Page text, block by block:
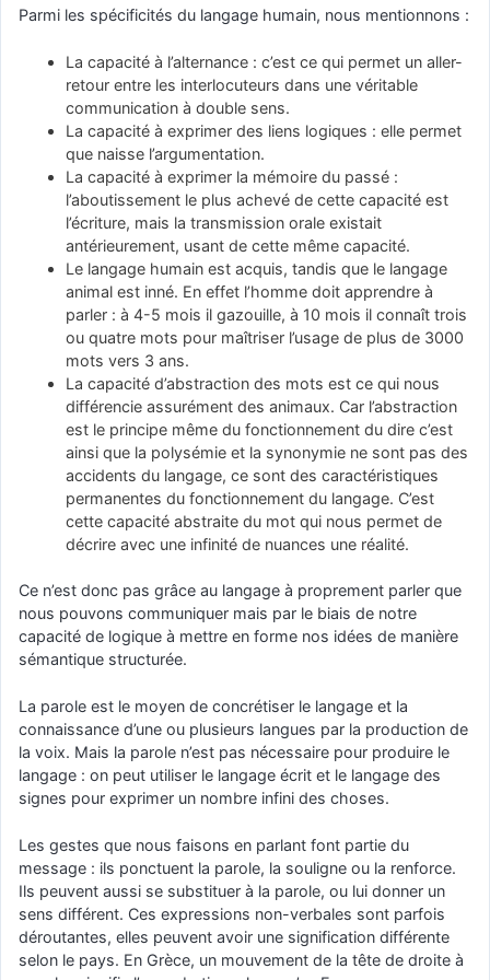
Parmi les spécificités du langage humain, nous mentionnons :
La capacité à l’alternance : c’est ce qui permet un aller-
retour entre les interlocuteurs dans une véritable
communication à double sens.
La capacité à exprimer des liens logiques : elle permet
que naisse l’argumentation.
La capacité à exprimer la mémoire du passé :
l’aboutissement le plus achevé de cette capacité est
l’écriture, mais la transmission orale existait
antérieurement, usant de cette même capacité.
Le langage humain est acquis, tandis que le langage
animal est inné. En effet l’homme doit apprendre à
parler : à 4-5 mois il gazouille, à 10 mois il connaît trois
ou quatre mots pour maîtriser l’usage de plus de 3000
mots vers 3 ans.
La capacité d’abstraction des mots est ce qui nous
différencie assurément des animaux. Car l’abstraction
est le principe même du fonctionnement du dire c’est
ainsi que la polysémie et la synonymie ne sont pas des
accidents du langage, ce sont des caractéristiques
permanentes du fonctionnement du langage. C’est
cette capacité abstraite du mot qui nous permet de
décrire avec une infinité de nuances une réalité.
Ce n’est donc pas grâce au langage à proprement parler que
nous pouvons communiquer mais par le biais de notre
capacité de logique à mettre en forme nos idées de manière
sémantique structurée.
La parole est le moyen de concrétiser le langage et la
connaissance d’une ou plusieurs langues par la production de
la voix. Mais la parole n’est pas nécessaire pour produire le
langage : on peut utiliser le langage écrit et le langage des
signes pour exprimer un nombre infini des choses.
Les gestes que nous faisons en parlant font partie du
message : ils ponctuent la parole, la souligne ou la renforce.
Ils peuvent aussi se substituer à la parole, ou lui donner un
sens différent. Ces expressions non-verbales sont parfois
déroutantes, elles peuvent avoir une signification différente
selon le pays. En Grèce, un mouvement de la tête de droite à